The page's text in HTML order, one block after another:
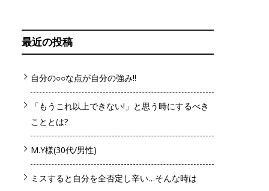
最近の投稿
自分の○○な点が自分の強み!!
「もうこれ以上できない!」と思う時にするべき
こととは?
M.Y様(30代/男性)
ミスすると自分を全否定し辛い…そんな時は